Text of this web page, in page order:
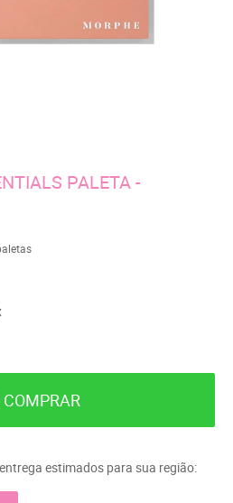
PALETA -
COMPRAR
estimados para sua região: